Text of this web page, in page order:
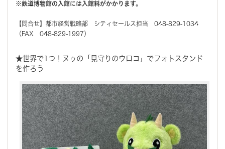
※鉄道博物館の入館には入館料がかかります。
【問合せ】都市経営戦略部 シティセールス担当 048-829-1034
（FAX 048-829-1997）
★世界で1つ！ヌゥの「見守りのウロコ」でフォトスタンド
を作ろう